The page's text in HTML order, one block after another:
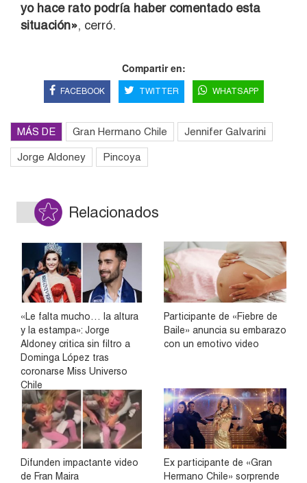
yo hace rato podría haber comentado esta
situación», cerró.
Compartir en:
FACEBOOK TWITTER WHATSAPP
MÁS DE Gran Hermano Chile Jennifer Galvarini
Jorge Aldoney Pincoya
Relacionados
«Le falta mucho… la altura
y la estampa»: Jorge
Aldoney critica sin filtro a
Dominga López tras
coronarse Miss Universo
Chile
Participante de «Fiebre de
Baile» anuncia su embarazo
con un emotivo video
Difunden impactante video
de Fran Maira
Ex participante de «Gran
Hermano Chile» sorprende